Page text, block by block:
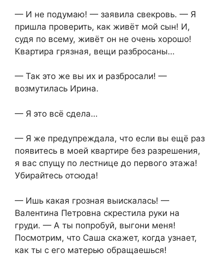
— И не подумаю! — заявила свекровь. — Я
пришла проверить, как живёт мой сын! И,
судя по всему, живёт он не очень хорошо!
Квартира грязная, вещи разбросаны…
— Так это же вы их и разбросали! —
возмутилась Ирина.
— Я это всё сдела…
— Я же предупреждала, что если вы ещё раз
появитесь в моей квартире без разрешения,
я вас спущу по лестнице до первого этажа!
Убирайтесь отсюда!
— Ишь какая грозная выискалась! —
Валентина Петровна скрестила руки на
груди. — А ты попробуй, выгони меня!
Посмотрим, что Саша скажет, когда узнает,
как ты с его матерью обращаешься!